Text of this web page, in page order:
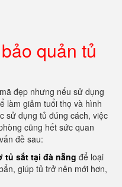
quản tủ
đẹp nhưng nếu sử dụng
làm giảm tuổi thọ và hình
sử dụng tủ đúng cách, việc
cũng hết sức quan
đề sau:
tủ sắt tại đà nẵng để loại
giúp tủ trở nên mới hơn,